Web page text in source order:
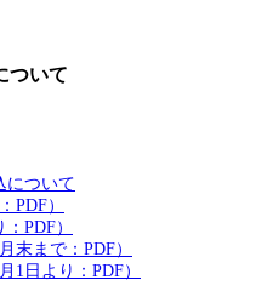
ついて
について
PDF）
PDF）
末まで：PDF）
1日より：PDF）